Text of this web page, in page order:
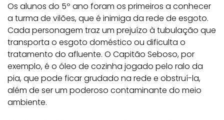
Os alunos do 5º ano foram os primeiros a conhecer
a turma de vilões, que é inimiga da rede de esgoto.
Cada personagem traz um prejuízo à tubulação que
transporta o esgoto doméstico ou dificulta o
tratamento do afluente. O Capitão Seboso, por
exemplo, é o óleo de cozinha jogado pelo ralo da
pia, que pode ficar grudado na rede e obstruí-la,
além de ser um poderoso contaminante do meio
ambiente.